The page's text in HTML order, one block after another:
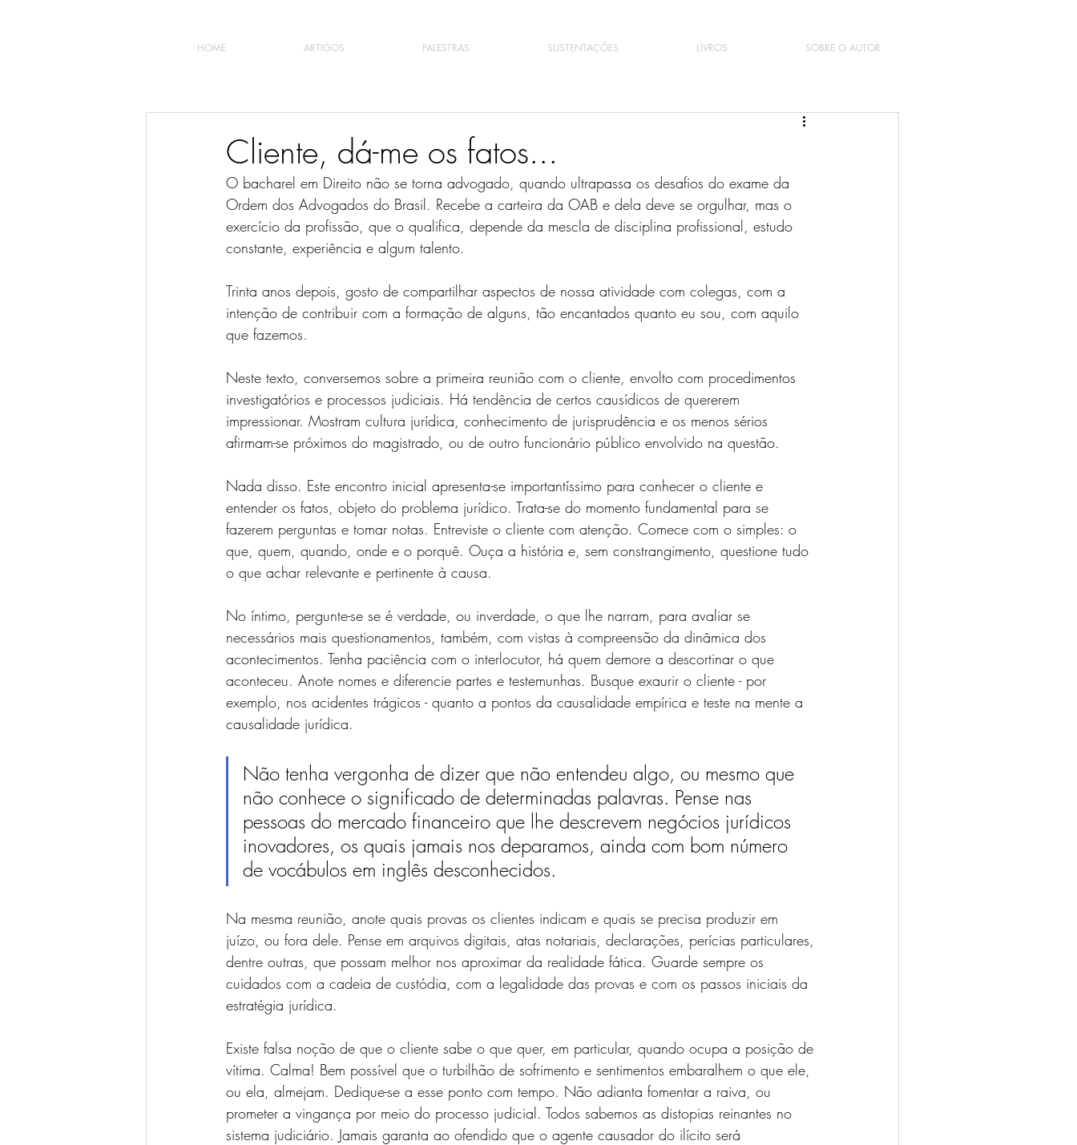
HOME ARTIGOS PALESTRAS SUSTENTAÇÕES LIVROS SOBRE O AUTOR
Cliente, dá-me os fatos...
O bacharel em Direito não se torna advogado, quando ultrapassa os desafios do exame da
Ordem dos Advogados do Brasil. Recebe a carteira da OAB e dela deve se orgulhar, mas o
exercício da profissão, que o qualifica, depende da mescla de disciplina profissional, estudo
constante, experiência e algum talento.
Trinta anos depois, gosto de compartilhar aspectos de nossa atividade com colegas, com a
intenção de contribuir com a formação de alguns, tão encantados quanto eu sou, com aquilo
que fazemos.
Neste texto, conversemos sobre a primeira reunião com o cliente, envolto com procedimentos
investigatórios e processos judiciais. Há tendência de certos causídicos de quererem
impressionar. Mostram cultura jurídica, conhecimento de jurisprudência e os menos sérios
afirmam-se próximos do magistrado, ou de outro funcionário público envolvido na questão.
Nada disso. Este encontro inicial apresenta-se importantíssimo para conhecer o cliente e
entender os fatos, objeto do problema jurídico. Trata-se do momento fundamental para se
fazerem perguntas e tomar notas. Entreviste o cliente com atenção. Comece com o simples: o
que, quem, quando, onde e o porquê. Ouça a história e, sem constrangimento, questione tudo
o que achar relevante e pertinente à causa.
No íntimo, pergunte-se se é verdade, ou inverdade, o que lhe narram, para avaliar se
necessários mais questionamentos, também, com vistas à compreensão da dinâmica dos
acontecimentos. Tenha paciência com o interlocutor, há quem demore a descortinar o que
aconteceu. Anote nomes e diferencie partes e testemunhas. Busque exaurir o cliente - por
exemplo, nos acidentes trágicos - quanto a pontos da causalidade empírica e teste na mente a
causalidade jurídica.
Não tenha vergonha de dizer que não entendeu algo, ou mesmo que
não conhece o significado de determinadas palavras. Pense nas
pessoas do mercado financeiro que lhe descrevem negócios jurídicos
inovadores, os quais jamais nos deparamos, ainda com bom número
de vocábulos em inglês desconhecidos.
Na mesma reunião, anote quais provas os clientes indicam e quais se precisa produzir em
juízo, ou fora dele. Pense em arquivos digitais, atas notariais, declarações, perícias particulares,
dentre outras, que possam melhor nos aproximar da realidade fática. Guarde sempre os
cuidados com a cadeia de custódia, com a legalidade das provas e com os passos iniciais da
estratégia jurídica.
Existe falsa noção de que o cliente sabe o que quer, em particular, quando ocupa a posição de
vítima. Calma! Bem possível que o turbilhão de sofrimento e sentimentos embaralhem o que ele,
ou ela, almejam. Dedique-se a esse ponto com tempo. Não adianta fomentar a raiva, ou
prometer a vingança por meio do processo judicial. Todos sabemos as distopias reinantes no
sistema judiciário. Jamais garanta ao ofendido que o agente causador do ilícito será